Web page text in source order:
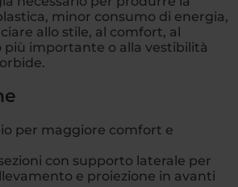
minor consumo di energia,
allo stile, al comfort, al
più importante o alla vestibilità
per maggiore comfort e
con supporto laterale per
e proiezione in avanti